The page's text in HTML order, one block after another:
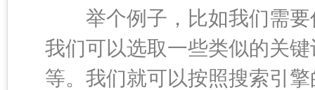
举个例子，比如我们需要
我们可以选取一些类似的关
等。我们就可以按照搜索引